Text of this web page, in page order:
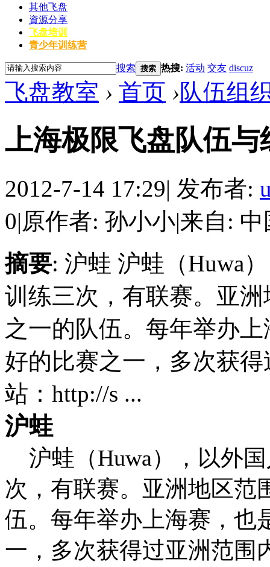
其他飞盘
資源分享
飞盘培训
青少年训练营
搜索 搜索 热搜: 活动 交友 discuz
飞盘教室 › 首页 ›队伍组
上海极限飞盘队伍与
2012-7-14 17:29| 发布者:
0|原作者: 孙小小|来自:
摘要: 沪蛙 沪蛙（Huwa
训练三次，有联赛。亚
之一的队伍。每年举办
好的比赛之一，多次获
站：http://s ...
沪蛙
沪蛙（Huwa），以外
次，有联赛。亚洲地区范
伍。每年举办上海赛，也
一，多次获得过亚洲范围